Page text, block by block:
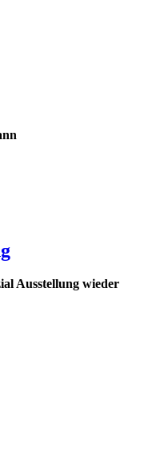
Ausstellung wieder